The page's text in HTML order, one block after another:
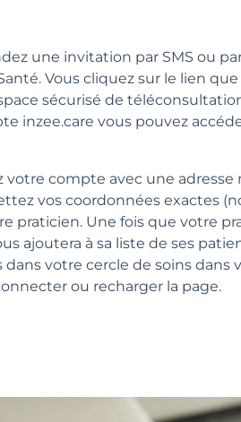
une invitation par SMS ou
Vous cliquez sur le lien
sécurisé de
inzee.care vous pouvez
votre compte avec une adresse
vos coordonnées exactes
praticien. Une fois que votre
ajoutera à sa liste de ses
dans votre cercle de soins dans
ou recharger la page.